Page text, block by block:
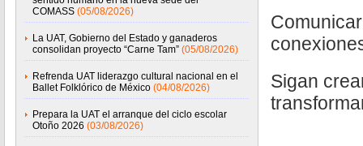
COMASS (05/08/2026)
La UAT, Gobierno del Estado y ganaderos
consolidan proyecto “Carne Tam” (05/08/2026)
Refrenda UAT liderazgo cultural nacional en el
Ballet Folklórico de México (04/08/2026)
Prepara la UAT el arranque del ciclo escolar
Otoño 2026 (03/08/2026)
Sigan